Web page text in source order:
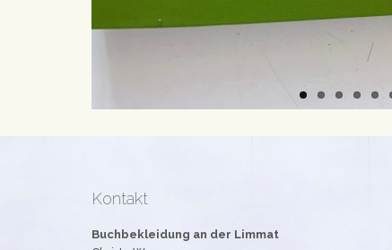
Kontakt
Buchbekleidung an der Limmat